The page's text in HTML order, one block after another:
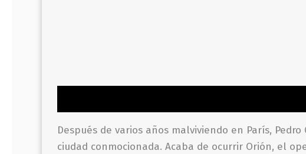
Después de varios años malviviendo en París,
ciudad conmocionada. Acaba de ocurrir Orión, el